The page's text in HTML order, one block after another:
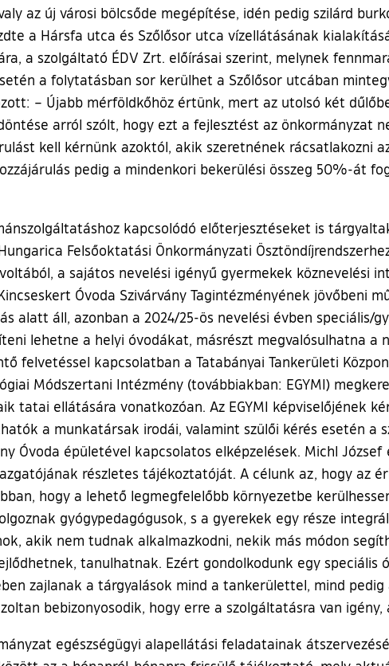
az új városi bölcsőde megépítése, idén pedig szilárd
a Hársfa utca és Szőlősor utca vízellátásának
a szolgáltató ÉDV Zrt. előírásai szerint, melynek
a folytatásban sor kerülhet a Szőlősor utcában
– Újabb mérföldkőhöz értünk, mert az utolsó két
arról szólt, hogy ezt a fejlesztést az önkormányzat
kell kérnünk azoktól, akik szeretnének rácsatlakozni
pedig a mindenkori bekerülési összeg 50%-át
kapcsolódó előterjesztéseket is
Felsőoktatási Önkormányzati
a sajátos nevelési igényű gyermekek köznevelési
Óvoda Szivárvány Tagintézményének jövőbeni
alatt áll, azonban a 2024/25-ös nevelési évben speciális/
lehetne a helyi óvodákat, másrészt megvalósulhatna
felvetéssel kapcsolatban a Tatabányai Tankerületi
Módszertani Intézmény (továbbiakban: EGYMI)
tatai ellátására vonatkozóan. Az EGYMI képviselőjének
a munkatársak irodái, valamint szülői kérés esetén a
Óvoda épületével kapcsolatos elképzelések. Michl
részletes tájékoztatóját. A célunk az, hogy az
hogy a lehető legmegfelelőbb környezetbe
gyógypedagógusok, s a gyerekek egy része
akik nem tudnak alkalmazkodni, nekik más módon
tanulhatnak. Ezért gondolkodunk egy speciális
zajlanak a tárgyalások mind a tankerülettel, mind
bebizonyosodik, hogy erre a szolgáltatásra van
egészségügyi alapellátási feladatainak